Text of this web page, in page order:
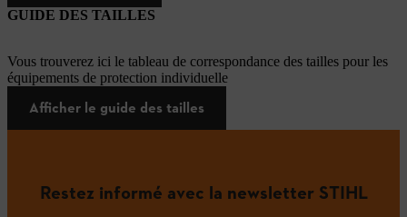
GUIDE DES TAILLES
Vous trouverez ici le tableau de correspondance des tailles pour les
équipements de protection individuelle
Afficher le guide des tailles
Restez informé avec la newsletter STIHL